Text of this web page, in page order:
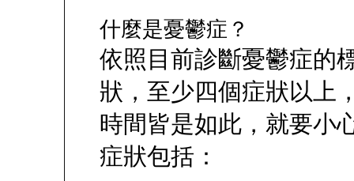
什麼是憂鬱症？
依照目前診斷憂鬱症的
狀，至少四個症狀以上
時間皆是如此，就要小
症狀包括：